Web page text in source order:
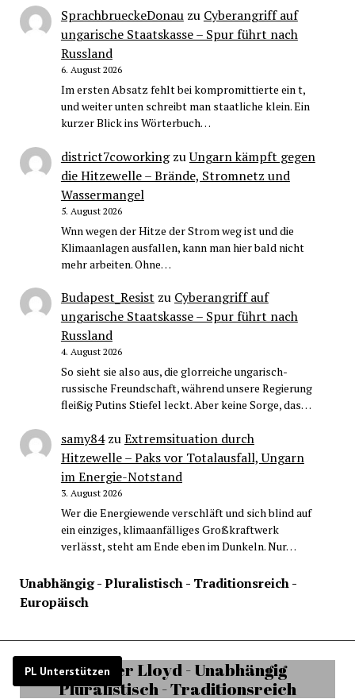
SprachbrueckeDonauzu Cyberangriff auf
ungarische Staatskasse – Spur führt nach
Russland
6. August 2026
Im ersten Absatz fehlt bei kompromittierte ein t,
und weiter unten schreibt man staatliche klein. Ein
kurzer Blick ins Wörterbuch…
district7coworkingzuUngarn kämpft gegen
die Hitzewelle – Brände, Stromnetz und
Wassermangel
5. August 2026
Wnn wegen der Hitze der Strom weg ist und die
Klimaanlagen ausfallen, kann man hier bald nicht
mehr arbeiten. Ohne…
Budapest_Resist zu Cyberangriff auf
ungarische Staatskasse – Spur führt nach
Russland
4. August 2026
So sieht sie also aus, die glorreiche ungarisch-
russische Freundschaft, während unsere Regierung
fleißig Putins Stiefel leckt. Aber keine Sorge, das…
samy84zuExtremsituation durch
Hitzewelle – Paks vor Totalausfall, Ungarn
im Energie-Notstand
3. August 2026
Wer die Energiewende verschläft und sich blind auf
ein einziges, klimaanfälliges Großkraftwerk
verlässt, steht am Ende eben im Dunkeln. Nur…
Unabhängig - Pluralistisch - Traditionsreich -
Europäisch
PL Unterstützen